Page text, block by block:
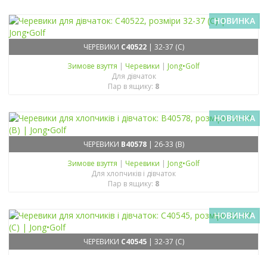
НОВИНКА
ЧЕРЕВИКИ C40522| 32-37 (C)
Зимове взуття | Черевики | Jong•Golf
Для дівчаток
Пар в ящику: 8
НОВИНКА
ЧЕРЕВИКИ B40578| 26-33 (B)
Зимове взуття | Черевики | Jong•Golf
Для хлопчиків і дівчаток
Пар в ящику: 8
НОВИНКА
ЧЕРЕВИКИ C40545| 32-37 (C)